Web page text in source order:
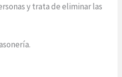
y trata de eliminar las